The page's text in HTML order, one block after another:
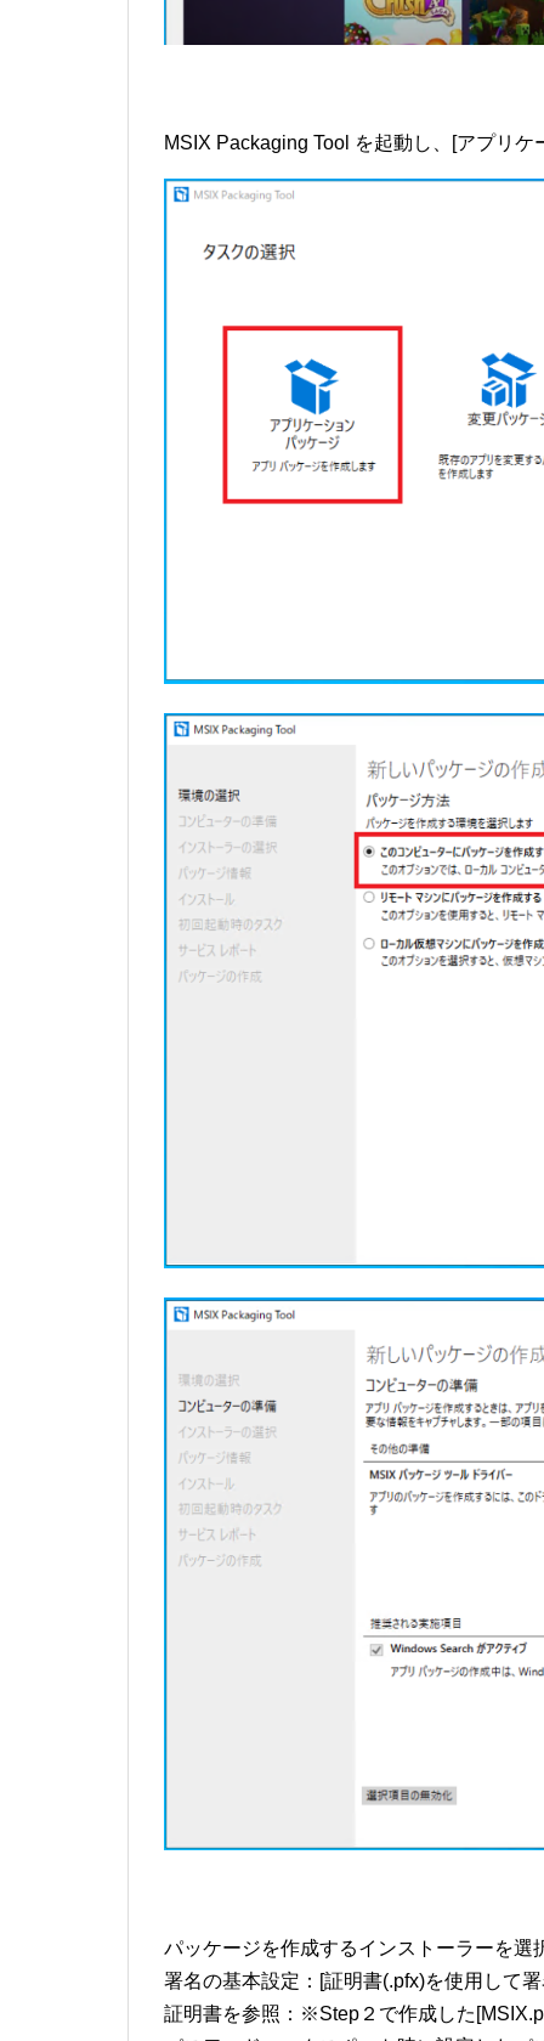
MSIX Packaging Tool を起動し、[アプリ
パッケージを作成するインストーラーを選
署名の基本設定：[証明書(.pfx)を使用して
証明書を参照：※Step２で作成した